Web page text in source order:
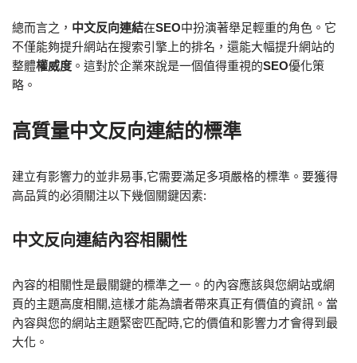
總而言之， 中文反向連結在SEO中扮演著舉足輕重的角色。它
不僅能夠提升網站在搜索引擎上的排名，還能大幅提升網站的
整體權威度 。這對於企業來說是一個值得重視的SEO優化策
略。
高質量中文反向連結的標準
建立有影響力的並非易事,它需要滿足多項嚴格的標準。要獲得
高品質的必須關注以下幾個關鍵因素:
中文反向連結內容相關性
內容的相關性是最關鍵的標準之一。的內容應該與您網站或網
頁的主題高度相關,這樣才能為讀者帶來真正有價值的資訊。當
內容與您的網站主題緊密匹配時,它的價值和影響力才會得到最
大化。